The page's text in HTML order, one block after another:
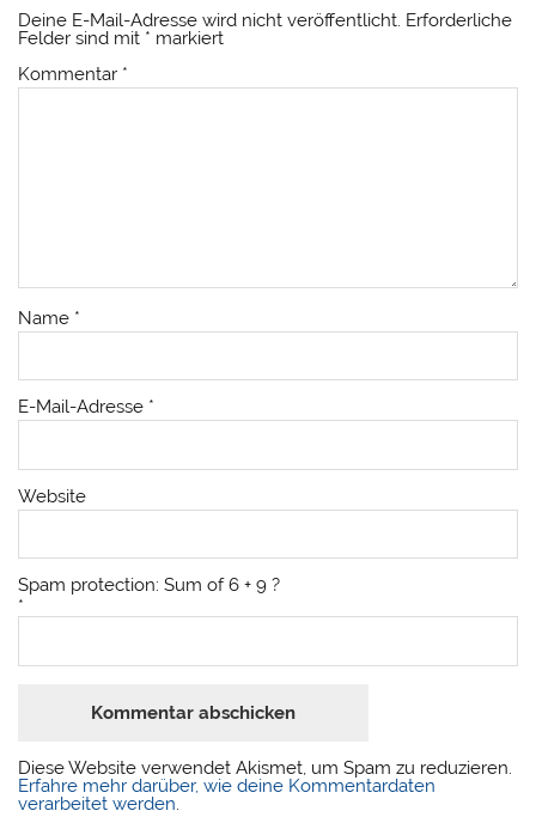
Deine E-Mail-Adresse wird nicht veröffentlicht. Erforderliche
Felder sind mit * markiert
Kommentar *
Name *
E-Mail-Adresse *
Website
Spam protection: Sum of 6 + 9 ?
*
Diese Website verwendet Akismet, um Spam zu reduzieren.
Erfahre mehr darüber, wie deine Kommentardaten
verarbeitet werden.